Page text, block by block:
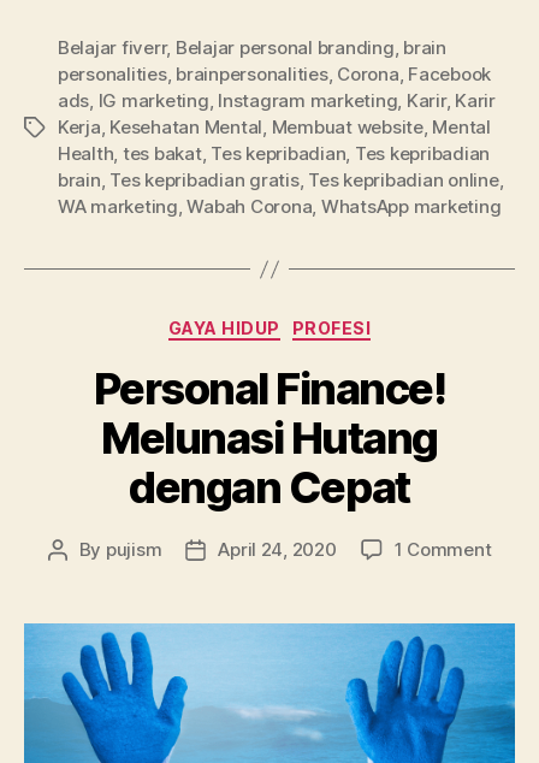
Tags
Belajar fiverr, Belajar personal branding, brain
personalities, brainpersonalities, Corona, Facebook
ads, IG marketing, Instagram marketing, Karir, Karir
Kerja, Kesehatan Mental, Membuat website, Mental
Health, tes bakat, Tes kepribadian, Tes kepribadian
brain, Tes kepribadian gratis, Tes kepribadian online,
WA marketing,Wabah Corona, WhatsApp marketing
Categories
GAYA HIDUP PROFESI
Personal Finance!
Melunasi Hutang
dengan Cepat
Post
By pujism
PostApril 24, 2020 1 Commenton